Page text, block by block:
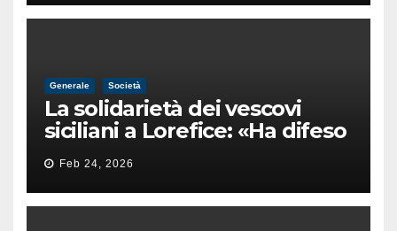
Generale Società
La solidarietà dei vescovi
siciliani a Lorefice: «Ha difeso
il valore e la dignità
dell’umanità»
Feb 24, 2026